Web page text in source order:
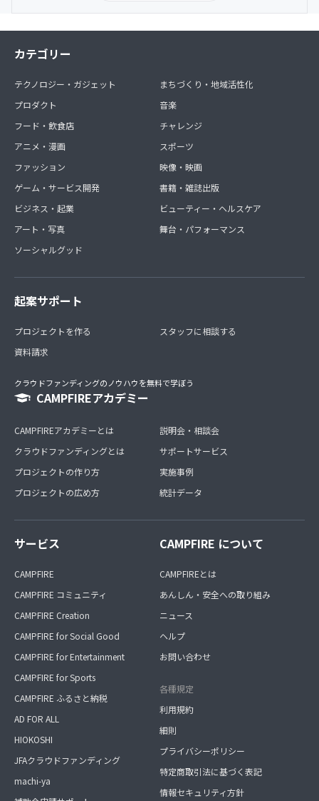
(現在のところリアル開催未定です)
【イベント】
３か月に１回のペース
・展示場(モデルハウス)隅々までチェック！突撃ライブ配
・工務店の内部に潜入！社長や社員に直撃質問もあるか
も？突撃ライブ配信
・現場見学会・完成見学会に突入！突撃ライブ配信
・担当者と対談(ディスカッション）
※愛知県を中心に東海エリアからライブ配信します。
具体的に１対１で随時(料金別途)
・今すぐ解決したい問題がある
※zoomにて１回１時間～１時間半程度を予定していま
す。
一年時間をかけて、勉強して満足度の高い家づくりをしま
◆『家づくりのロードマップ(ダンドリ）』〈PDF〉
これ一枚で、家づくりの流れがバッチリ分かる！気を付
◆『今のあなたの状況に合わせた家づくりのアドバイス』
〈個別相談〉
通常の個別相談は、1回／５,000円(1時間～1時間半)で
今回は入会特典として、ご希望の方にショートバージョン
でさせて頂きます。
※これから『家づくり』を考えている方には役立つアイテ
是非ご入会いただいてゲットしてくださいね。
カテゴリー
テクノロジー・ガジェット
プロダクト
フード・飲食店
アニメ・漫画
ファッション
ゲーム・サービス開発
ビジネス・起業
アート・写真
ソーシャルグッド
まちづくり・地域活性化
音楽
チャレンジ
スポーツ
映像・映画
書籍・雑誌出版
ビューティー・ヘルスケア
舞台・パフォーマンス
起案サポート
プロジェクトを作る
資料請求
スタッフに相談する
クラウドファンディングのノウハウを無料で学ぼう
CAMPFIREアカデミー
CAMPFIREアカデミーとは
クラウドファンディングとは
プロジェクトの作り方
プロジェクトの広め方
説明会・相談会
サポートサービス
実施事例
統計データ
サービス
CAMPFIRE
CAMPFIRE コミュニティ
CAMPFIRE Creation
CAMPFIRE for Social Good
CAMPFIRE for Entertainment
CAMPFIRE for Sports
CAMPFIRE ふるさと納税
AD FOR ALL
HIOKOSHI
JFAクラウドファンディング
machi-ya
CAMPFIRE について
CAMPFIREとは
あんしん・安全への取り組み
ニュース
ヘルプ
お問い合わせ
各種規定
利用規約
細則
プライバシーポリシー
特定商取引法に基づく表記
情報セキュリティ方針